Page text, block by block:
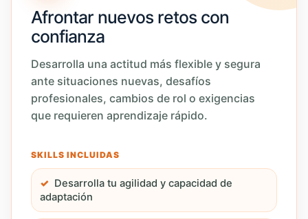
Afrontar nuevos retos con
confianza
Desarrolla una actitud más flexible y segura
ante situaciones nuevas, desafíos
profesionales, cambios de rol o exigencias
que requieren aprendizaje rápido.
SKILLS INCLUIDAS
Desarrolla tu agilidad y capacidad de
adaptación